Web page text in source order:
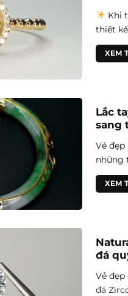
Khi
thiết
XEM
Lắc
sang
Vẻ đẹp
những
XEM
đá
Vẻ
đá